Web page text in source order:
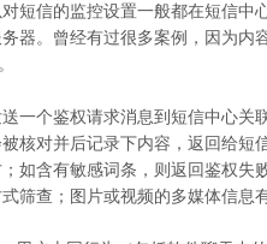
短信的监控设置一般都在短信中
器。曾经有过很多案例，因为内
一个鉴权请求消息到短信中心关
核对并后记录下内容，返回给短
如含有敏感词条，则返回鉴权失
筛查；图片或视频的多媒体信息